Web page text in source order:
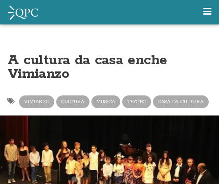
A cultura da casa enche
Vimianzo
VIMIANZO CULTURA MUSICA TEATRO CASA DA CULTURA